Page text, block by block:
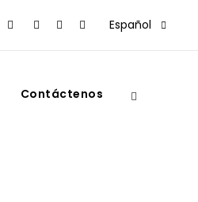
Español
Contáctenos